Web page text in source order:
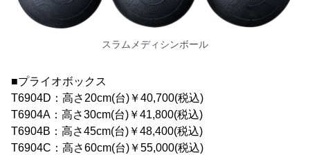
スラムメディシンボール
■プライオボックス
T6904D：高さ20cm(台)￥40,700(税込)
T6904A：高さ30cm(台)￥41,800(税込)
T6904B：高さ45cm(台)￥48,400(税込)
T6904C：高さ60cm(台)￥55,000(税込)